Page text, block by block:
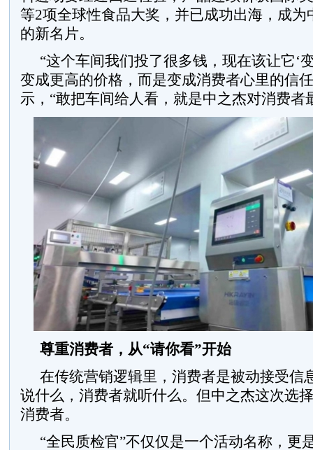
等2项全球性食品大奖，并已成功出海，成为
的新名片。
“这个车间我们投了很多钱，现在该让它
变成更高的价格，而是变成消费者心里的信
示，“敢把车间给人看，就是中之杰对消费者
尊重消费者，从“请你看”开始
在传统营销逻辑里，消费者是被动接受
说什么，消费者就听什么。但中之杰这次选
消费者。
“全民质检官”不仅仅是一个活动名称，更